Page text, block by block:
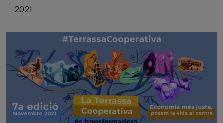
Data inici
2021